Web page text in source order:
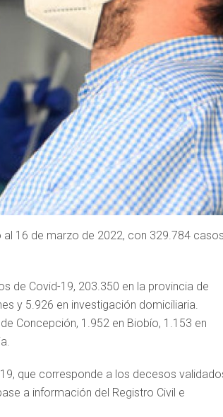
16 de marzo de 2022, con 329.784
de Covid-19, 203.350 en la provincia de
y 5.926 en investigación domiciliaria.
Concepción, 1.952 en Biobío, 1.153 en
que corresponde a los decesos
a información del Registro Civil e